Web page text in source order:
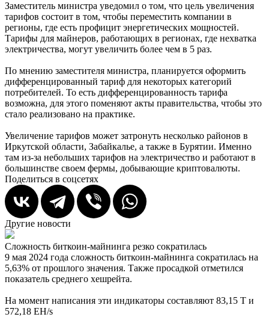
Заместитель министра уведомил о том, что цель увеличения
тарифов состоит в том, чтобы переместить компании в
регионы, где есть профицит энергетических мощностей.
Тарифы для майнеров, работающих в регионах, где нехватка
электричества, могут увеличить более чем в 5 раз.
По мнению заместителя министра, планируется оформить
дифференцированный тариф для некоторых категорий
потребителей. То есть дифференцированность тарифа
возможна, для этого поменяют акты правительства, чтобы это
стало реализовано на практике.
Увеличение тарифов может затронуть несколько районов в
Иркутской области, Забайкалье, а также в Бурятии. Именно
там из-за небольших тарифов на электричество и работают в
большинстве своем фермы, добывающие криптовалюты.
Поделиться в соцсетях
Другие новости
Сложность биткоин-майнинга резко сократилась
9 мая 2024 года сложность биткоин-майнинга сократилась на
5,63% от прошлого значения. Также просадкой отметился
показатель среднего хешрейта.
На момент написания эти индикаторы составляют 83,15 T и
572,18 EH/s